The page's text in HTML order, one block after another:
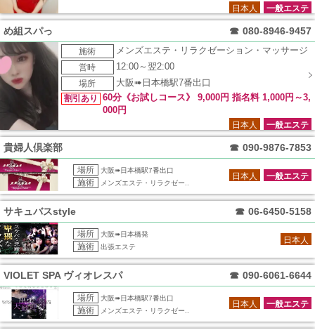
一般エステ
日本人
め組スパっ ☎ 080-8946-9457
施術
メンズエステ・リラクゼーション・マッサージ
営時
12:00～翌2:00
場所
大阪➠日本橋駅7番出口
割引あり
60分《お試しコース》 9,000円 指名料 1,000円～3,
000円
一般エステ
日本人
貴婦人倶楽部 ☎ 090-9876-7853
場所 大阪➠日本橋駅7番出口
施術 メンズエステ・リラクゼー..
一般エステ
日本人
サキュバスstyle ☎ 06-6450-5158
場所 大阪➠日本橋発
施術 出張エステ
日本人
VIOLET SPA ヴィオレスパ ☎ 090-6061-6644
場所 大阪➠日本橋駅7番出口
施術 メンズエステ・リラクゼー..
一般エステ
日本人